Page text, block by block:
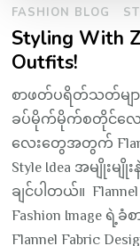
FASHION BLOG
Styling With
Outfits!
စာဖတ်ပရိတ်သတ်မျာ
ခပ်မိုက်မိုက်စတိုင်လေ
လေးတွေအတွက်
Style Idea အမျိုးမ
ချင်ပါတယ်။
Fashion Image ရဲ့
Flannel Fabric